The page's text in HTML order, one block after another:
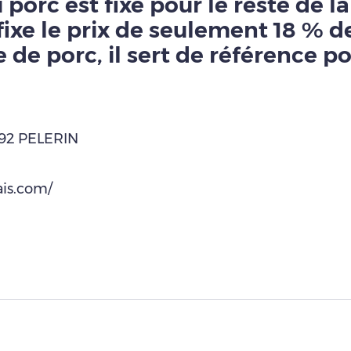
le prix de seulement 18 %
porc, il sert de référence
PELERIN